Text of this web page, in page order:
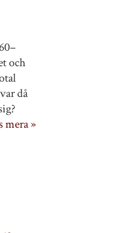
och
då
mera »